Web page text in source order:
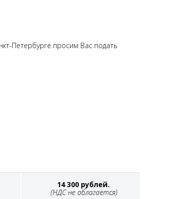
Петербурге просим Вас подать
14 300 рублей.
(НДС не облагается)